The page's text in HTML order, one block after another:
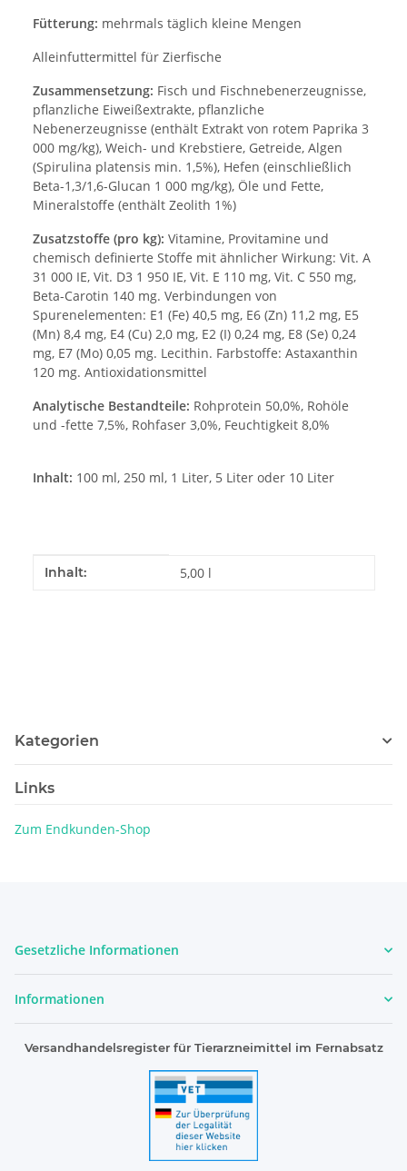
Fütterung: mehrmals täglich kleine Mengen
Alleinfuttermittel für Zierfische
Zusammensetzung: Fisch und Fischnebenerzeugnisse,
pflanzliche Eiweißextrakte, pflanzliche
Nebenerzeugnisse (enthält Extrakt von rotem Paprika 3
000 mg/kg), Weich- und Krebstiere, Getreide, Algen
(Spirulina platensis min. 1,5%), Hefen (einschließlich
Beta-1,3/1,6-Glucan 1 000 mg/kg), Öle und Fette,
Mineralstoffe (enthält Zeolith 1%)
Zusatzstoffe (pro kg): Vitamine, Provitamine und
chemisch definierte Stoffe mit ähnlicher Wirkung: Vit. A
31 000 IE, Vit. D3 1 950 IE, Vit. E 110 mg, Vit. C 550 mg,
Beta-Carotin 140 mg. Verbindungen von
Spurenelementen: E1 (Fe) 40,5 mg, E6 (Zn) 11,2 mg, E5
(Mn) 8,4 mg, E4 (Cu) 2,0 mg, E2 (I) 0,24 mg, E8 (Se) 0,24
mg, E7 (Mo) 0,05 mg. Lecithin. Farbstoffe: Astaxanthin
120 mg. Antioxidationsmittel
Analytische Bestandteile: Rohprotein 50,0%, Rohöle
und -fette 7,5%, Rohfaser 3,0%, Feuchtigkeit 8,0%
Inhalt: 100 ml, 250 ml, 1 Liter, 5 Liter oder 10 Liter
Produkteigenschaft
Wert
Inhalt: 5,00 l
Kategorien
Links
Zum Endkunden-Shop
Gesetzliche Informationen
Informationen
Versandhandelsregister für Tierarzneimittel im Fernabsatz